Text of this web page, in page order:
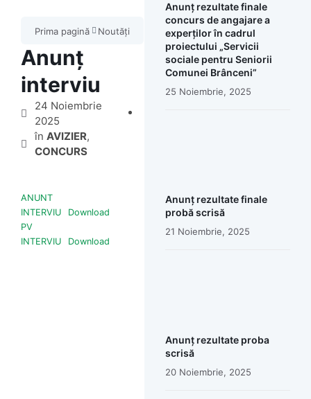
Prima pagină Noutăți
Anunț
interviu
24 Noiembrie
2025
în AVIZIER,
CONCURS
ANUNT
INTERVIU
Download
PV
INTERVIU
Download
Anunț rezultate finale
concurs de angajare a
experților în cadrul
proiectului „Servicii
sociale pentru Seniorii
Comunei Brânceni”
25 Noiembrie, 2025
Anunț rezultate finale
probă scrisă
21 Noiembrie, 2025
Anunț rezultate proba
scrisă
20 Noiembrie, 2025